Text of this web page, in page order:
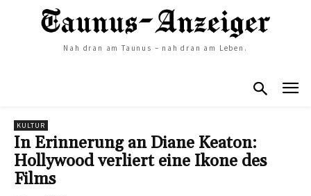
Nah dran am Taunus – nah dran am Leben.
KULTUR
In Erinnerung an Diane Keaton:
Hollywood verliert eine Ikone des
Films